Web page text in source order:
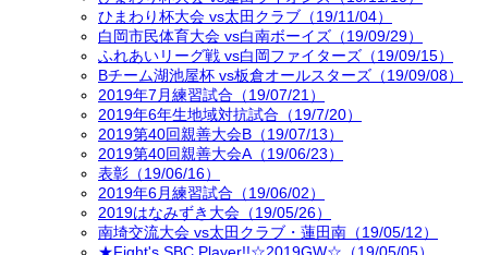
ひまわり杯大会 vs太田クラブ（19/11/04）
白岡市民体育大会 vs白南ボーイズ（19/09/29）
ふれあいリーグ戦 vs白岡ファイターズ（19/09/15）
Bチーム湖池屋杯 vs板倉オールスターズ（19/09/08）
2019年7月練習試合（19/07/21）
2019年6年生地域対抗試合（19/7/20）
2019第40回親善大会B（19/07/13）
2019第40回親善大会A（19/06/23）
表彰（19/06/16）
2019年6月練習試合（19/06/02）
2019はなみずき大会（19/05/26）
南埼交流大会 vs太田クラブ・蓮田南（19/05/12）